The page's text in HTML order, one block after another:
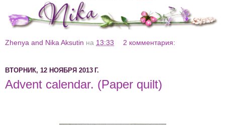
Zhenya and Nika Aksutin на 13:33 2 комментария:
ВТОРНИК, 12 НОЯБРЯ 2013 Г.
Advent calendar. (Paper quilt)